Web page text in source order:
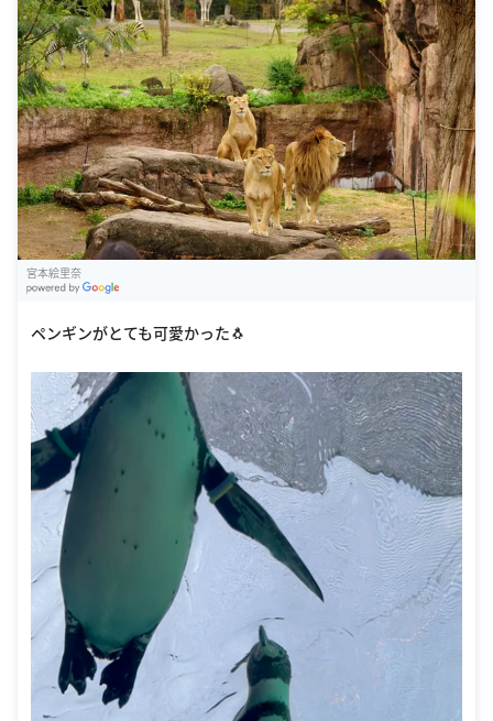
宮本絵里奈
ペンギンがとても可愛かった🐧